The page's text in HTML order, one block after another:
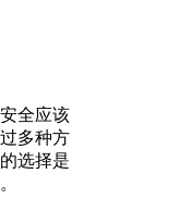
全应该
多种方
选择是